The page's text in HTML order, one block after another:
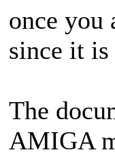
once
since it is
The
AMIGA